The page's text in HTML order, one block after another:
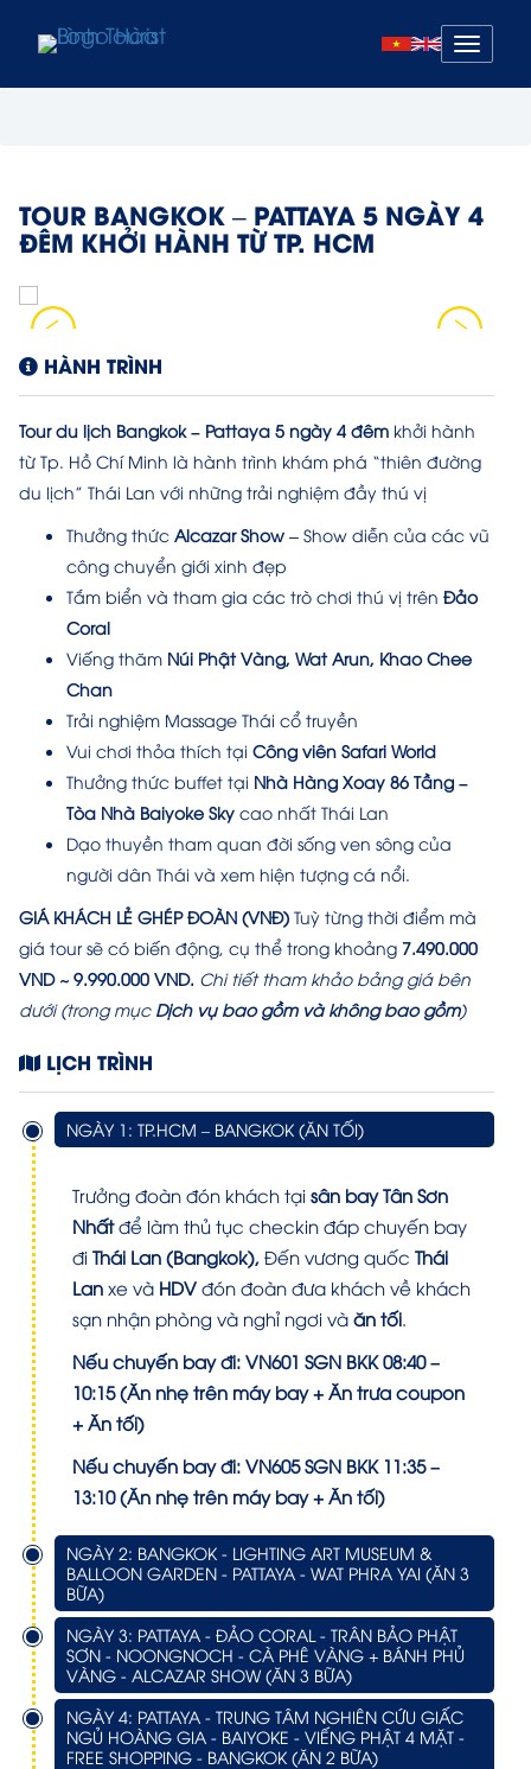
Mở
menu
TOUR BANGKOK – PATTAYA 5 NGÀY 4
ĐÊM KHỞI HÀNH TỪ TP. HCM
HÀNH TRÌNH
Tour du lịch Bangkok – Pattaya 5 ngày 4 đêm khởi hành
từ Tp. Hồ Chí Minh là hành trình khám phá “thiên đường
du lịch” Thái Lan với những trải nghiệm đầy thú vị
Thưởng thức Alcazar Show – Show diễn của các vũ
công chuyển giới xinh đẹp
Tắm biển và tham gia các trò chơi thú vị trên Đảo
Coral
Viếng thăm Núi Phật Vàng, Wat Arun, Khao Chee
Chan
Trải nghiệm Massage Thái cổ truyền
Vui chơi thỏa thích tại Công viên Safari World
Thưởng thức buffet tại Nhà Hàng Xoay 86 Tầng –
Tòa Nhà Baiyoke Sky cao nhất Thái Lan
Dạo thuyền tham quan đời sống ven sông của
người dân Thái và xem hiện tượng cá nổi.
GIÁ KHÁCH LẺ GHÉP ĐOÀN (VNĐ) Tuỳ từng thời điểm mà
giá tour sẽ có biến động, cụ thể trong khoảng 7.490.000
VND ~ 9.990.000 VND. Chi tiết tham khảo bảng giá bên
dưới (trong mục Dịch vụ bao gồm và không bao gồm)
LỊCH TRÌNH
NGÀY 1: TP.HCM – BANGKOK (ĂN TỐI)
Trưởng đoàn đón khách tại sân bay Tân Sơn
Nhấtđể làm thủ tục checkin đáp chuyến bay
đi Thái Lan (Bangkok), Đến vương quốc Thái
Lan xe và HDV đón đoàn đưa khách về khách
sạn nhận phòng và nghỉ ngơi và ăn tối.
Nếu chuyến bay đi: VN601 SGN BKK 08:40 –
10:15 (Ăn nhẹ trên máy bay + Ăn trưa coupon
+ Ăn tối)
Nếu chuyến bay đi: VN605 SGN BKK 11:35 –
13:10(Ăn nhẹ trên máy bay + Ăn tối)
NGÀY 2: BANGKOK - LIGHTING ART MUSEUM &
BALLOON GARDEN - PATTAYA - WAT PHRA YAI (ĂN 3
BỮA)
NGÀY 3: PATTAYA - ĐẢO CORAL - TRÂN BẢO PHẬT
SƠN - NOONGNOCH - CÀ PHÊ VÀNG + BÁNH PHỦ
VÀNG - ALCAZAR SHOW (ĂN 3 BỮA)
NGÀY 4: PATTAYA - TRUNG TÂM NGHIÊN CỨU GIẤC
NGỦ HOÀNG GIA - BAIYOKE - VIẾNG PHẬT 4 MẶT -
FREE SHOPPING - BANGKOK (ĂN 2 BỮA)